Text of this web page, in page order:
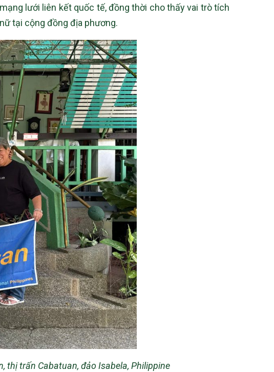
lưới liên kết quốc tế, đồng thời cho thấy vai trò tích
tại cộng đồng địa phương.
thị trấn Cabatuan, đảo Isabela, Philippine